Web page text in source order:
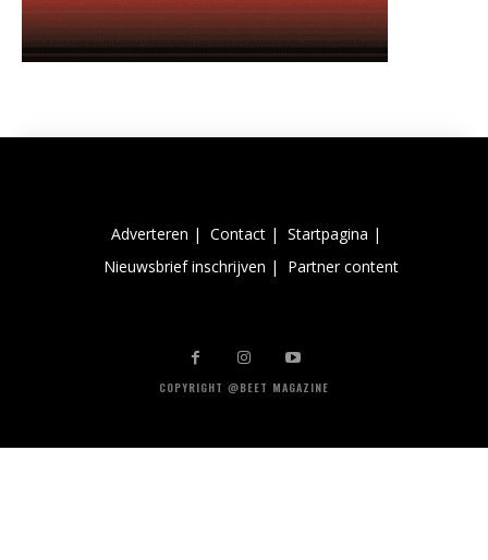
Adverteren | Contact | Startpagina |
Nieuwsbrief inschrijven |
Partner content
COPYRIGHT @BEET MAGAZINE